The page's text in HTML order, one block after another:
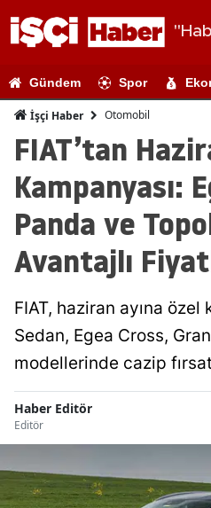
Gündem Spor
İşçi Haber Otomobil
FIAT’tan
Kampanyası:
Panda ve
Avantajlı
FIAT, haziran ayına özel
Sedan, Egea Cross,
modellerinde cazip
Haber Editör
Editör